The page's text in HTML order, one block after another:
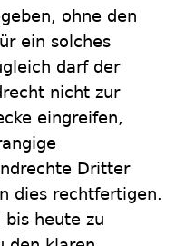
ohne den
ein solches
darf der
nicht zur
eingreifen,
Dritter
dies rechtfertigen.
bis heute zu